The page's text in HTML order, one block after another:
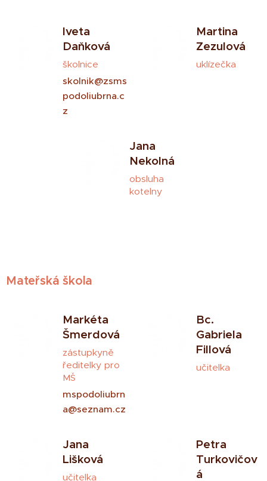
Iveta
Daňková
školnice
skolnik@zsms
podoliubrna.c
z
Martina
Zezulová
uklízečka
Jana
Nekolná
obsluha
kotelny
Mateřská škola
Markéta
Šmerdová
zástupkyně
ředitelky pro
MŠ
mspodoliubrn
a@seznam.cz
Bc.
Gabriela
Fillová
učitelka
Jana
Lišková
učitelka
Petra
Turkovičov
á